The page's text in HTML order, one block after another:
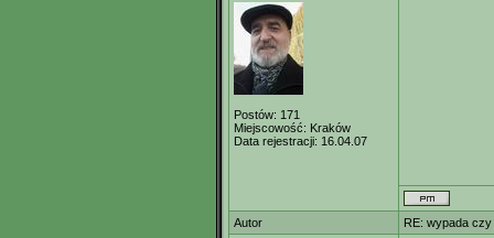
Postów: 171
Miejscowość: Kraków
Data rejestracji: 16.04.07
Autor
RE: wypada